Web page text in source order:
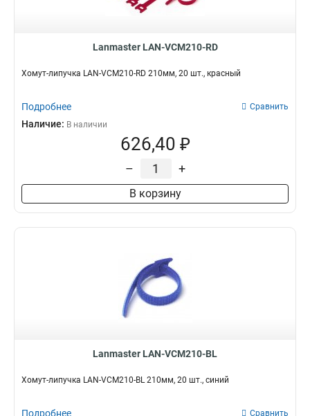
Lanmaster LAN-VCM210-RD
Хомут-липучка LAN-VCM210-RD 210мм, 20 шт., красный
Подробнее Сравнить
Наличие: В наличии
626,40 ₽
– +
В корзину
Lanmaster LAN-VCM210-BL
Хомут-липучка LAN-VCM210-BL 210мм, 20 шт., синий
Подробнее Сравнить